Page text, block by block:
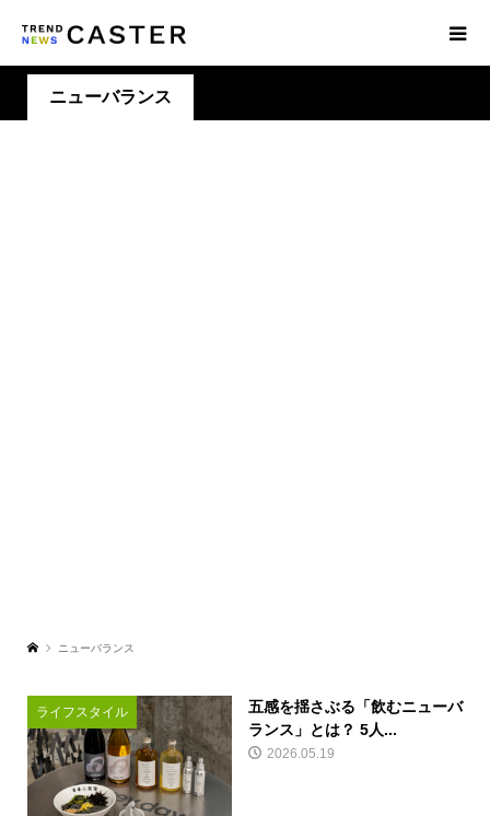
ニューバランス
ニューバランス
ライフスタイル
五感を揺さぶる「飲むニューバ
ランス」とは？ 5人...
2026.05.19